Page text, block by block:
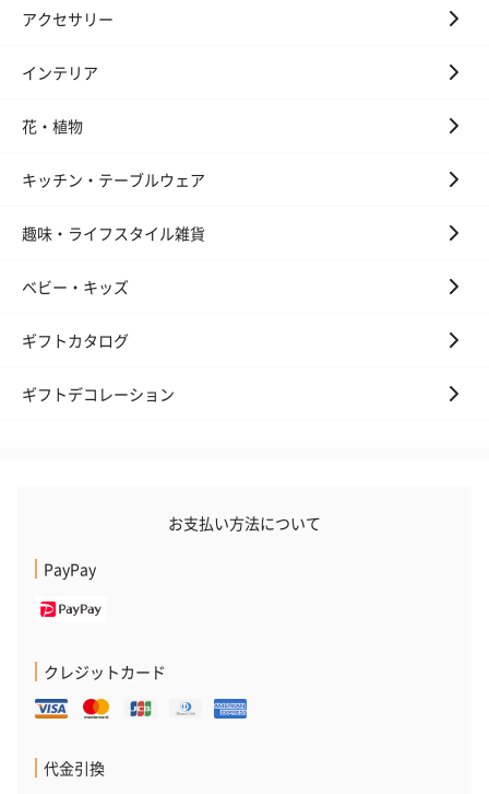
アクセサリー
インテリア
花・植物
キッチン・テーブルウェア
趣味・ライフスタイル雑貨
ベビー・キッズ
ギフトカタログ
ギフトデコレーション
お支払い方法について
PayPay
クレジットカード
代金引換